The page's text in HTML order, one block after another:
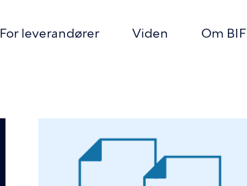
For leverandører Viden Om BIF